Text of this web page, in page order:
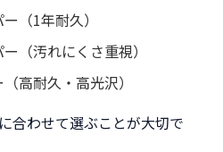
（1年耐久）
（汚れにくさ重視）
高耐久・高光沢）
合わせて選ぶことが大切で